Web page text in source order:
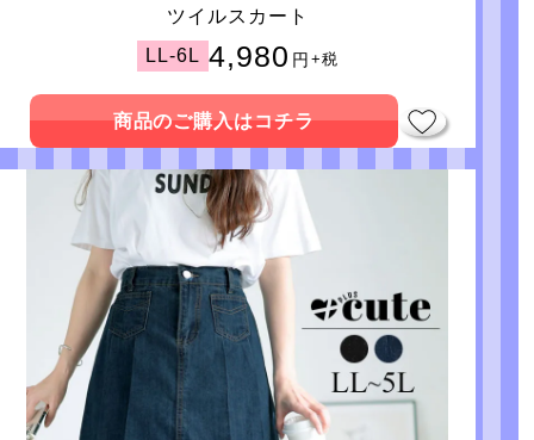
ツイルスカート
LL-6L 4,980 円 +税
商品のご購入はコチラ